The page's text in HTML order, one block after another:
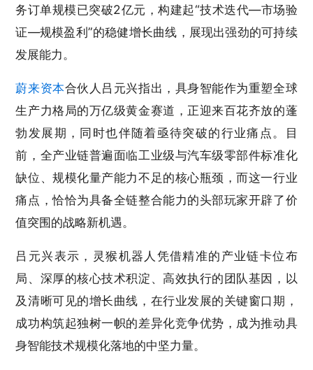
务订单规模已突破2亿元，构建起“技术迭代—市场验
证—规模盈利”的稳健增长曲线，展现出强劲的可持续
发展能力。
蔚来资本合伙人吕元兴指出，具身智能作为重塑全球
生产力格局的万亿级黄金赛道，正迎来百花齐放的蓬
勃发展期，同时也伴随着亟待突破的行业痛点。目
前，全产业链普遍面临工业级与汽车级零部件标准化
缺位、规模化量产能力不足的核心瓶颈，而这一行业
痛点，恰恰为具备全链整合能力的头部玩家开辟了价
值突围的战略新机遇。
吕元兴表示，灵猴机器人凭借精准的产业链卡位布
局、深厚的核心技术积淀、高效执行的团队基因，以
及清晰可见的增长曲线，在行业发展的关键窗口期，
成功构筑起独树一帜的差异化竞争优势，成为推动具
身智能技术规模化落地的中坚力量。